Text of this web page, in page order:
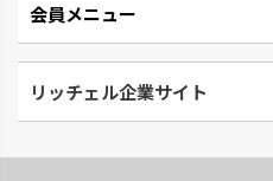
窓辺やキッチンで、手軽に菜園が
楽しめるプランターです。
会員メニュー
リッチェル企業サイト